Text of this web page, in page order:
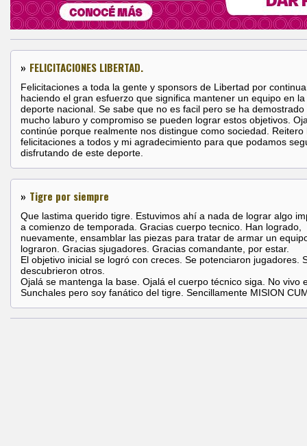
» FELICITACIONES LIBERTAD.
Felicitaciones a toda la gente y sponsors de Libertad por
haciendo el gran esfuerzo que significa mantener un equipo en
deporte nacional. Se sabe que no es facil pero se ha demostrado
mucho laburo y compromiso se pueden lograr estos objetivos.
continúe porque realmente nos distingue como sociedad. Reitero
felicitaciones a todos y mi agradecimiento para que podamos
disfrutando de este deporte.
» Tigre por siempre
Que lastima querido tigre. Estuvimos ahí a nada de lograr algo
a comienzo de temporada. Gracias cuerpo tecnico. Han logrado,
nuevamente, ensamblar las piezas para tratar de armar un
lograron. Gracias sjugadores. Gracias comandante, por estar.
El objetivo inicial se logró con creces. Se potenciaron jugadores.
descubrieron otros.
Ojalá se mantenga la base. Ojalá el cuerpo técnico siga. No vivo
Sunchales pero soy fanático del tigre. Sencillamente MISION